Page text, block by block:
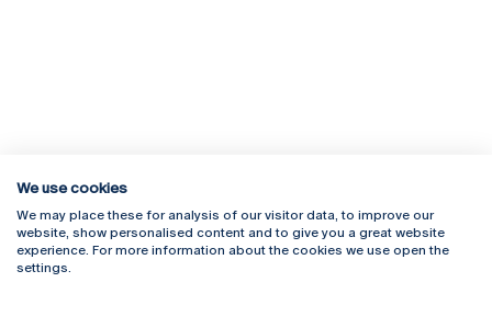
Rua Diogo Botelho 1327
4169-005 Porto
+351 226 196 240
Campus Online
Webmail
We use cookies
We may place these for analysis of our visitor data, to improve our
website, show personalised content and to give you a great website
experience. For more information about the cookies we use open the
settings.